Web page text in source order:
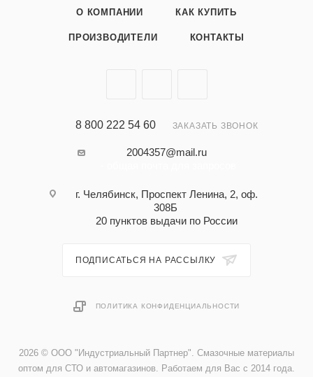
О КОМПАНИИ КАК КУПИТЬ
ПРОИЗВОДИТЕЛИ КОНТАКТЫ
8 800 222 54 60 ЗАКАЗАТЬ ЗВОНОК
2004357@mail.ru
г. Челябинск, Проспект Ленина, 2, оф.
308Б
20 пунктов выдачи по России
ПОДПИСАТЬСЯ НА РАССЫЛКУ
ПОЛИТИКА КОНФИДЕНЦИАЛЬНОСТИ
2026 © ООО "Индустриальный Партнер". Смазочные материалы
оптом для СТО и автомагазинов. Работаем для Вас с 2014 года.